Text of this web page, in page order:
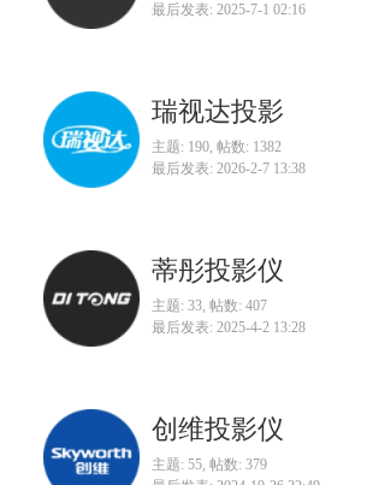
最后发表: 2025-7-1 02:16
瑞视达投影
主题: 190, 帖数: 1382
最后发表: 2026-2-7 13:38
蒂彤投影仪
主题: 33, 帖数: 407
最后发表: 2025-4-2 13:28
创维投影仪
主题: 55, 帖数: 379